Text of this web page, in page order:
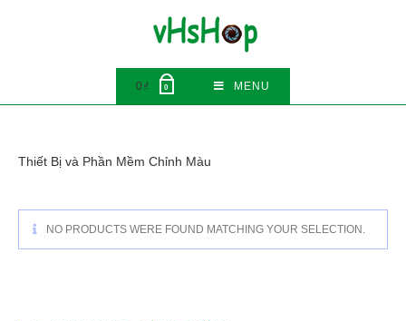
0 ₫ 0 MENU
Thiết Bị và Phần Mềm Chỉnh Màu
NO PRODUCTS WERE FOUND MATCHING YOUR SELECTION.